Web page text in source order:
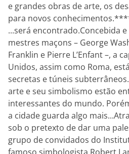
e grandes obras de arte, os
para novos
...será encontrado.Concebida
mestres maçons – George
Franklin e Pierre L’Enfant –, a
Unidos, assim como Roma,
secretas e túneis
arte e seu simbolismo estão
interessantes do mundo.
a cidade guarda algo
sob o pretexto de dar uma
grupo de convidados do